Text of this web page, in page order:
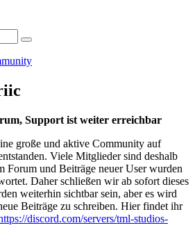
Support ist weiter erreichbar
große und aktive Community auf
Viele Mitglieder sind deshalb
Forum und Beiträge neuer User wurden
Daher schließen wir ab sofort dieses
weiterhin sichtbar sein, aber es wird
Beiträge zu schreiben. Hier findet ihr
discord.com/servers/tml-studios-